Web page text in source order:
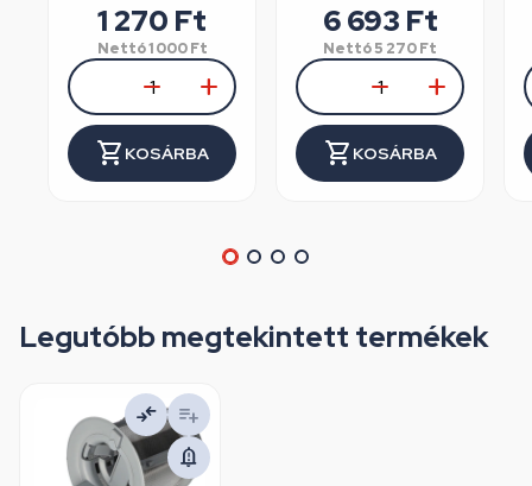
1 270 Ft
Nettó1 000 Ft
KOSÁRBA
6 693 Ft
Nettó5 270Ft
KOSÁRBA
Legutóbb megtekintett termékek